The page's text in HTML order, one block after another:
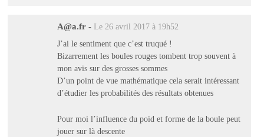
A@a.fr - Le 26 avril 2017 à 19h52
J’ai le sentiment que c’est truqué !
Bizarrement les boules rouges tombent trop souvent à
mon avis sur des grosses sommes
D’un point de vue mathématique cela serait intéressant
d’étudier les probabilités des résultats obtenues
Pour moi l’influence du poid et forme de la boule peut
jouer sur là descente